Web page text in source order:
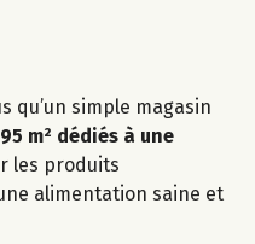
qu’un simple magasin
m² dédiés à une
les produits
alimentation saine et